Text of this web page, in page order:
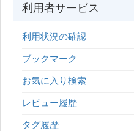
利用者サービス
利用状況の確認
ブックマーク
お気に入り検索
レビュー履歴
タグ履歴